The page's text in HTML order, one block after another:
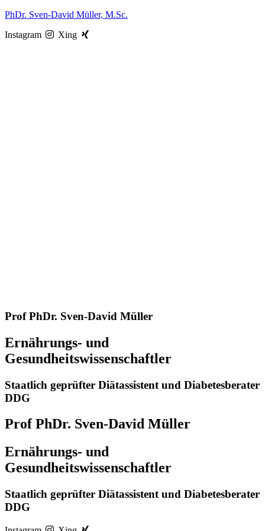
Zum
springen
PhDr. Sven-David Müller, M.Sc.
Instagram
Xing
Prof PhDr. Sven-David Müller
Ernährungs- und
Gesundheitswissenschaftler
Staatlich geprüfter Diätassistent und Diabetesberater
DDG
Prof PhDr. Sven-David Müller
Ernährungs- und
Gesundheitswissenschaftler
Staatlich geprüfter Diätassistent und Diabetesberater
DDG